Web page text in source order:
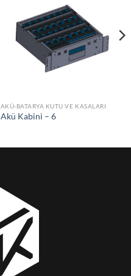
AKÜ-BATARYA KUTU VE KASALARI
Akü Kabini – 6